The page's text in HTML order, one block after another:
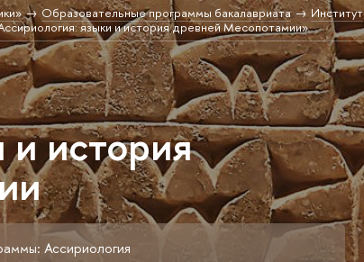
Образовательные программы бакалавриата
Институт
языки и история древней Месопотамии»
и история
Ассириология